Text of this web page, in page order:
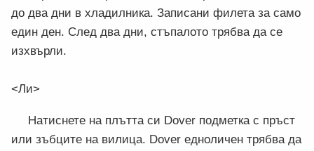
до два дни в хладилника. Записани филета за само
един ден. След два дни, стъпалото трябва да се
изхвърли.
<Ли>
Натиснете на плътта си Dover подметка с пръст
или зъбците на вилица. Dover едноличен трябва да